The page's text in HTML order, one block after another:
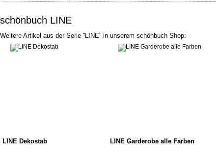
schönbuch LINE
Weitere Artikel aus der Serie ''LINE'' in unserem schönbuch Shop:
LINE Dekostab LINE Garderobe alle Farben